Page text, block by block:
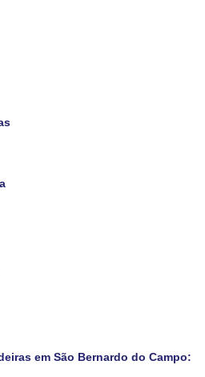
em São Bernardo do Campo: